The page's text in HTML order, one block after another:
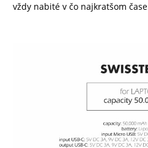
vždy nabité v čo najkratšom